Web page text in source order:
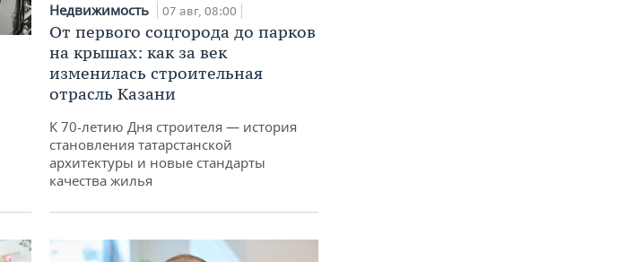
Недвижимость 07 авг, 08:00
От первого соцгорода до парков
на крышах: как за век
изменилась строительная
отрасль Казани
К 70-летию Дня строителя — история
становления татарстанской
архитектуры и новые стандарты
качества жилья